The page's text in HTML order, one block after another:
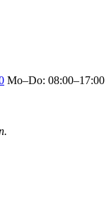
Mo–Do: 08:00–17:00